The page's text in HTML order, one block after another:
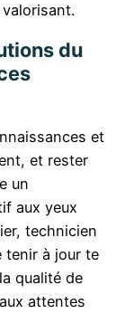
du
et
et rester
un
aux yeux
technicien
tenir à jour te
qualité de
attentes